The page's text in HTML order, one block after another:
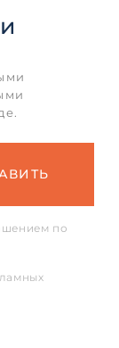
по